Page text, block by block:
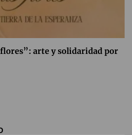
arte y solidaridad por